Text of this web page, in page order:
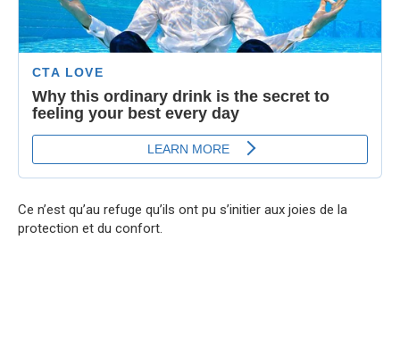
Ce n’est qu’au refuge qu’ils ont pu s’initier aux joies de la
protection et du confort.